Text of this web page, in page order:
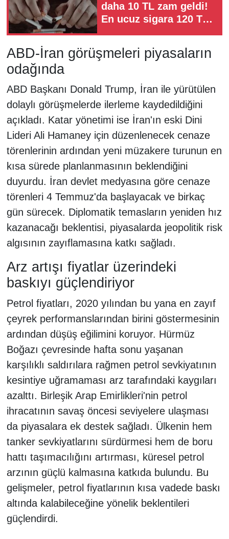
daha 10 TL zam geldi!
En ucuz sigara 120 TL
ABD-İran görüşmeleri piyasaların
odağında
ABD Başkanı Donald Trump, İran ile yürütülen
dolaylı görüşmelerde ilerleme kaydedildiğini
açıkladı. Katar yönetimi ise İran'ın eski Dini
Lideri Ali Hamaney için düzenlenecek cenaze
törenlerinin ardından yeni müzakere turunun en
kısa sürede planlanmasının beklendiğini
duyurdu. İran devlet medyasına göre cenaze
törenleri 4 Temmuz'da başlayacak ve birkaç
gün sürecek. Diplomatik temasların yeniden hız
kazanacağı beklentisi, piyasalarda jeopolitik risk
algısının zayıflamasına katkı sağladı.
Arz artışı fiyatlar üzerindeki
baskıyı güçlendiriyor
Petrol fiyatları, 2020 yılından bu yana en zayıf
çeyrek performanslarından birini göstermesinin
ardından düşüş eğilimini koruyor. Hürmüz
Boğazı çevresinde hafta sonu yaşanan
karşılıklı saldırılara rağmen petrol sevkiyatının
kesintiye uğramaması arz tarafındaki kaygıları
azalttı. Birleşik Arap Emirlikleri'nin petrol
ihracatının savaş öncesi seviyelere ulaşması
da piyasalara ek destek sağladı. Ülkenin hem
tanker sevkiyatlarını sürdürmesi hem de boru
hattı taşımacılığını artırması, küresel petrol
arzının güçlü kalmasına katkıda bulundu. Bu
gelişmeler, petrol fiyatlarının kısa vadede baskı
altında kalabileceğine yönelik beklentileri
güçlendirdi.